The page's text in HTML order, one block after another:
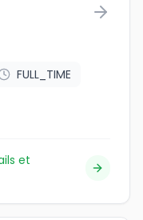
FULL_TIME
et